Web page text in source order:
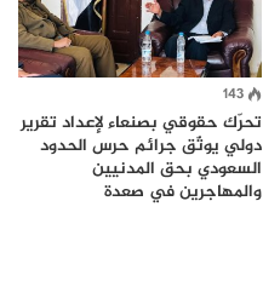
143
تحرّك حقوقي بصنعاء لإعداد تقرير
دولي يوثّق جرائم حرس الحدود
السعودي بحق المدنيين
والمهاجرين في صعدة